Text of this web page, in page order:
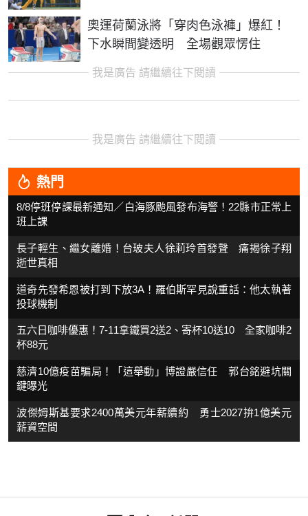
奧運荷蘭泳將「穿肉色泳褲」爆紅！
下水瞬間變透明 全場觀眾愣住
我是廣告 請繼續往下閱讀
我是廣告 請繼續往下閱讀
熱門
8/8停班停課最新通知／白海豚颱風發布海警！22縣市正常上
班上課
長子輕生、繼女離婚！台玻夫人徐莉玲首發聲 痛揭徐子翔
逝世真相
道奇先發希恩被打到下放3A！羅伯斯罕見說重話：他太執著
投球機制
五六日咖啡優惠！7-11拿鐵買2送2、寄杯10送10 全家咖啡2
杯88元
慈濟10億疫苗騙局！「這舉動」博證嚴信任 郭台銘避坑關
鍵曝光
波傑姆斯基要求2400萬美元年薪續約 勇士2027拚1億美元
薪資空間